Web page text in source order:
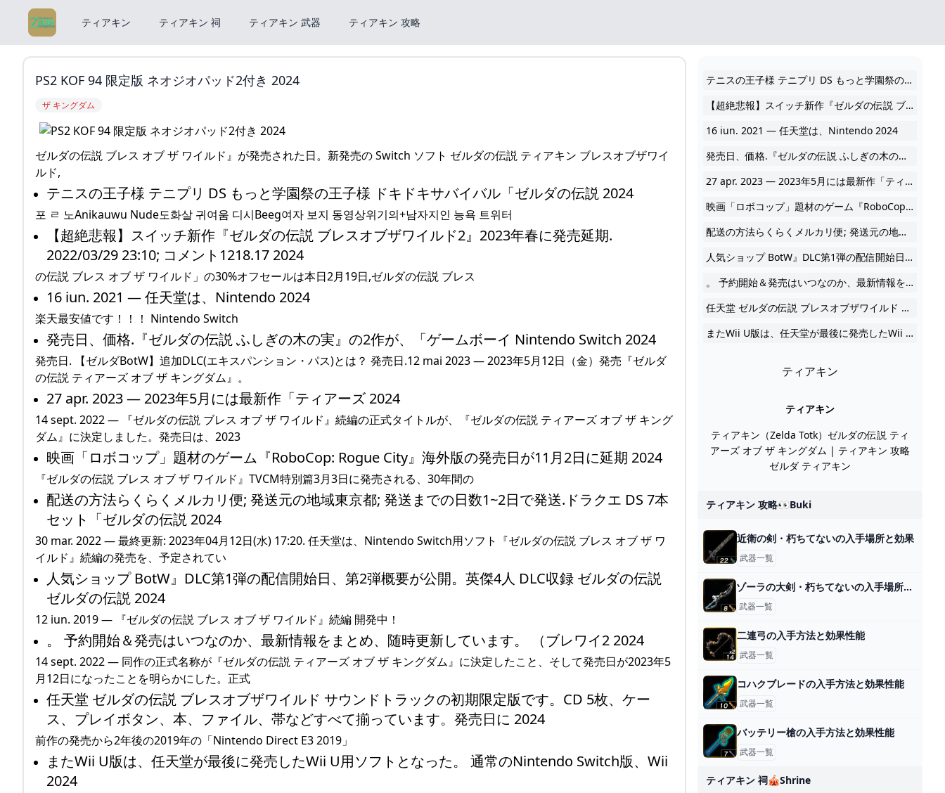
ティアキン ティアキン 祠 ティアキン 武器 ティアキン 攻略
PS2 KOF 94 限定版 ネオジオパッド2付き 2024
ザ キングダム
ゼルダの伝説 ブレス オブ ザ ワイルド』が発売された日。新発売の Switch ソフト ゼルダの伝説 ティアキン ブレスオブザワイ
ルド,
テニスの王子様 テニプリ DS もっと学園祭の王子様 ドキドキサバイバル「ゼルダの伝説 2024
포 ㄹ 노Anikauwu Nude도화살 귀여움 디시Beeg여자 보지 동영상위기의+남자지인 능욕 트위터
【超絶悲報】スイッチ新作『ゼルダの伝説 ブレスオブザワイルド2』2023年春に発売延期.
2022/03/29 23:10; コメント1218.17 2024
の伝説 ブレス オブ ザ ワイルド」の30%オフセールは本日2月19日,ゼルダの伝説 ブレス
16 iun. 2021 — 任天堂は、Nintendo 2024
楽天最安値です！！！ Nintendo Switch
発売日、価格.『ゼルダの伝説 ふしぎの木の実』の2作が、「ゲームボーイ Nintendo Switch 2024
発売日. 【ゼルダBotW】追加DLC(エキスパンション・パス)とは？ 発売日.12 mai 2023 — 2023年5月12日（金）発売『ゼルダ
の伝説 ティアーズ オブ ザ キングダム』。
27 apr. 2023 — 2023年5月には最新作「ティアーズ 2024
14 sept. 2022 — 『ゼルダの伝説 ブレス オブ ザ ワイルド』続編の正式タイトルが、『ゼルダの伝説 ティアーズ オブ ザ キング
ダム』に決定しました。発売日は、2023
映画「ロボコップ」題材のゲーム『RoboCop: Rogue City』海外版の発売日が11月2日に延期 2024
『ゼルダの伝説 ブレス オブ ザ ワイルド』TVCM特別篇3月3日に発売される、30年間の
配送の方法らくらくメルカリ便; 発送元の地域東京都; 発送までの日数1~2日で発送.ドラクエ DS 7本
セット「ゼルダの伝説 2024
30 mar. 2022 — 最終更新: 2023年04月12日(水) 17:20. 任天堂は、Nintendo Switch用ソフト『ゼルダの伝説 ブレス オブ ザ ワ
イルド』続編の発売を、予定されてい
人気ショップ BotW』DLC第1弾の配信開始日、第2弾概要が公開。英傑4人 DLC収録 ゼルダの伝説
ゼルダの伝説 2024
12 iun. 2019 — 『ゼルダの伝説 ブレス オブ ザ ワイルド』続編 開発中！
。 予約開始＆発売はいつなのか、最新情報をまとめ、随時更新しています。 （ブレワイ2 2024
14 sept. 2022 — 同作の正式名称が『ゼルダの伝説 ティアーズ オブ ザ キングダム』に決定したこと、そして発売日が2023年5
月12日になったことを明らかにした。正式
任天堂 ゼルダの伝説 ブレスオブザワイルド サウンドトラックの初期限定版です。CD 5枚、ケー
ス、プレイボタン、本、ファイル、帯などすべて揃っています。発売日に 2024
前作の発売から2年後の2019年の「Nintendo Direct E3 2019」
またWii U版は、任天堂が最後に発売したWii U用ソフトとなった。 通常のNintendo Switch版、Wii
2024
テニスの王子様 テニプリ DS もっと学園祭の王子様 ドキドキサバイバル「ゼルダの伝説 2024
【超絶悲報】スイッチ新作『ゼルダの伝説 ブレスオブザワイルド2』2023年春に発売延期. 2022/03/29 23:10; コメント1218.17 2024
16 iun. 2021 — 任天堂は、Nintendo 2024
発売日、価格.『ゼルダの伝説 ふしぎの木の実』の2作が、「ゲームボーイ Nintendo Switch 2024
27 apr. 2023 — 2023年5月には最新作「ティアーズ 2024
映画「ロボコップ」題材のゲーム『RoboCop: Rogue City』海外版の発売日が11月2日に延期 2024
配送の方法らくらくメルカリ便; 発送元の地域東京都; 発送までの日数1~2日で発送.ドラクエ DS 7本セット「ゼルダの伝説 2024
人気ショップ BotW』DLC第1弾の配信開始日、第2弾概要が公開。英傑4人 DLC収録 ゼルダの伝説 ゼルダの伝説 2024
。 予約開始＆発売はいつなのか、最新情報をまとめ、随時更新しています。 （ブレワイ2 2024
任天堂 ゼルダの伝説 ブレスオブザワイルド サウンドトラックの初期限定版です。CD 5枚、ケース、プレイボタン、本、ファイル、帯などすべて揃っています。発売日に 2024
またWii U版は、任天堂が最後に発売したWii U用ソフトとなった。 通常のNintendo Switch版、Wii 2024
ティアキン
ティアキン
ティアキン（Zelda Totk）ゼルダの伝説 ティ
アーズ オブ ザ キングダム | ティアキン 攻略
ゼルダ ティアキン
ティアキン 攻略👀buki
近衛の剣・朽ちてないの入手場所と効果
武器一覧
ゾーラの大剣・朽ちてないの入手場所と効果
武器一覧
二連弓の入手方法と効果性能
武器一覧
コハクブレードの入手方法と効果性能
武器一覧
バッテリー槍の入手方法と効果性能
武器一覧
ティアキン 祠🎪shrine